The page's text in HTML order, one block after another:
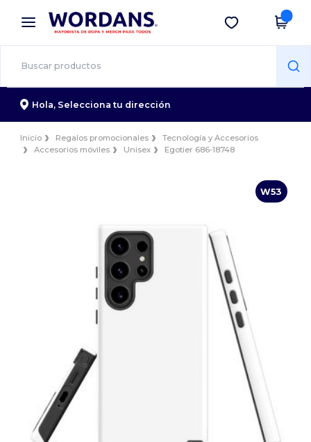
× App de Wordans
¡Mejores precios en app!
Descargar app
Hola, Selecciona tu dirección
Inicio Regalos promocionales
Tecnología y Accesorios
Accesorios móviles
Unisex Egotier 686-18748
W53